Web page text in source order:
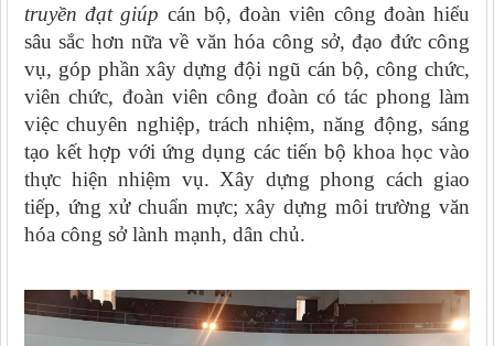
truyền đạt giúp cán bộ, đoàn viên công đoàn hiểu
sâu sắc hơn nữa về văn hóa công sở, đạo đức công
vụ, góp phần xây dựng đội ngũ cán bộ, công chức,
viên chức, đoàn viên công đoàn có tác phong làm
việc chuyên nghiệp, trách nhiệm, năng động, sáng
tạo kết hợp với ứng dụng các tiến bộ khoa học vào
thực hiện nhiệm vụ. Xây dựng phong cách giao
tiếp, ứng xử chuẩn mực; xây dựng môi trường văn
hóa công sở lành mạnh, dân chủ.